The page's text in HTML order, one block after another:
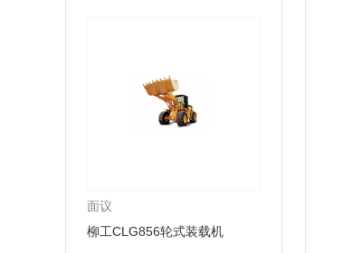
面议
柳工CLG856轮式装载机